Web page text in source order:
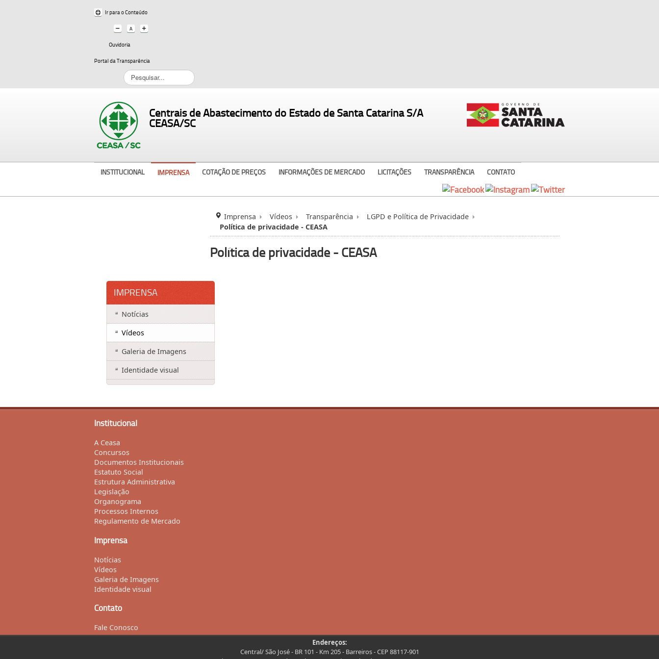
Ir para o Conteúdo
Ouvidoria
Portal da Transparência
Pesquisar...
Centrais de Abastecimento do Estado de Santa Catarina S/A
CEASA/SC
INSTITUCIONAL IMPRENSA COTAÇÃO DE PREÇOS INFORMAÇÕES DE MERCADO LICITAÇÕES TRANSPARÊNCIA CONTATO
Imprensa Vídeos Transparência
LGPD e Política de Privacidade
Política de privacidade - CEASA
Política de privacidade - CEASA
IMPRENSA
Notícias
Vídeos
Galeria de Imagens
Identidade visual
Institucional
A Ceasa
Concursos
Documentos Institucionais
Estatuto Social
Estrutura Administrativa
Legislação
Organograma
Processos Internos
Regulamento de Mercado
Imprensa
Notícias
Vídeos
Galeria de Imagens
Identidade visual
Contato
Fale Conosco
Endereços:
Central/ São José - BR 101 - Km 205 - Barreiros - CEP 88117-901